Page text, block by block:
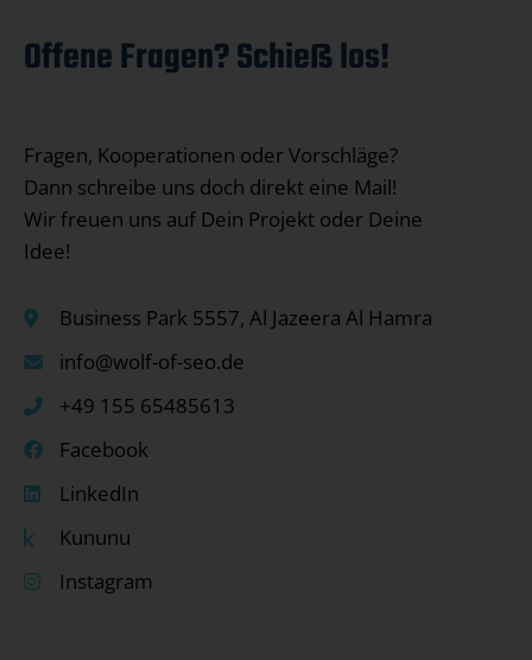
Offene Fragen? Schieß los!
Fragen, Kooperationen oder Vorschläge?
Dann schreibe uns doch direkt eine Mail!
Wir freuen uns auf Dein Projekt oder Deine
Idee!
Business Park 5557, Al Jazeera Al Hamra
info@wolf-of-seo.de
+49 155 65485613
Facebook
LinkedIn
Kununu
Instagram